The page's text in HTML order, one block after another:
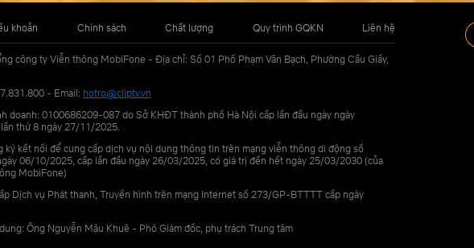
khoản Chính sách Chất lượng Quy trình GQKN Liên hệ
công ty Viễn thông MobiFone - Địa chỉ: Số 01 Phố Phạm Văn Bạch, Phường Cầu Giấy,
- Email: hotro@cliptv.vn
doanh: 0100686209-087 do Sở KHĐT thành phố Hà Nội cấp lần đầu ngày ngày
thứ 8 ngày 27/11/2025.
ký kết nối để cung cấp dịch vụ nội dung thông tin trên mạng viễn thông di động số
06/10/2025, cấp lần đầu ngày 26/03/2025, có giá trị đến hết ngày 25/03/2030 (của
MobiFone)
Dịch vụ Phát thanh, Truyền hình trên mạng Internet số 273/GP-BTTTT cấp ngày
Ông Nguyễn Mậu Khuê - Phó Giám đốc, phụ trách Trung tâm